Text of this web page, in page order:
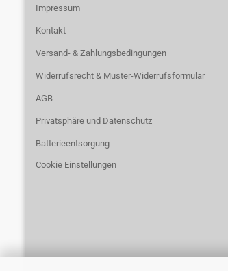
Impressum
Kontakt
Versand- & Zahlungsbedingungen
Widerrufsrecht & Muster-Widerrufsformular
AGB
Privatsphäre und Datenschutz
Batterieentsorgung
Cookie Einstellungen